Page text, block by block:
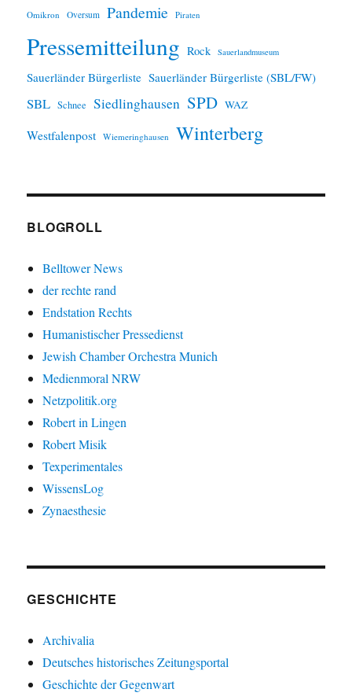
Omikron Oversum Pandemie Piraten
Pressemitteilung Rock Sauerlandmuseum
Sauerländer Bürgerliste Sauerländer Bürgerliste (SBL/FW)
SBL Schnee Siedlinghausen SPD WAZ
Westfalenpost Wiemeringhausen Winterberg
BLOGROLL
Belltower News
der rechte rand
Endstation Rechts
Humanistischer Pressedienst
Jewish Chamber Orchestra Munich
Medienmoral NRW
Netzpolitik.org
Robert in Lingen
Robert Misik
Texperimentales
WissensLog
Zynaesthesie
GESCHICHTE
Archivalia
Deutsches historisches Zeitungsportal
Geschichte der Gegenwart